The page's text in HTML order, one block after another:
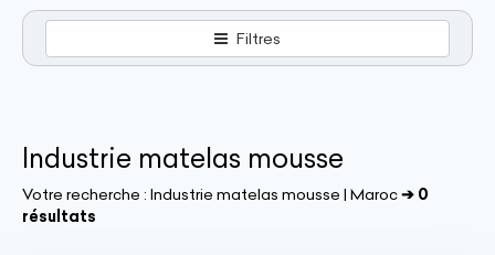
Filtres
Industrie matelas mousse
Votre recherche : Industrie matelas mousse | Maroc➔ 0
résultats